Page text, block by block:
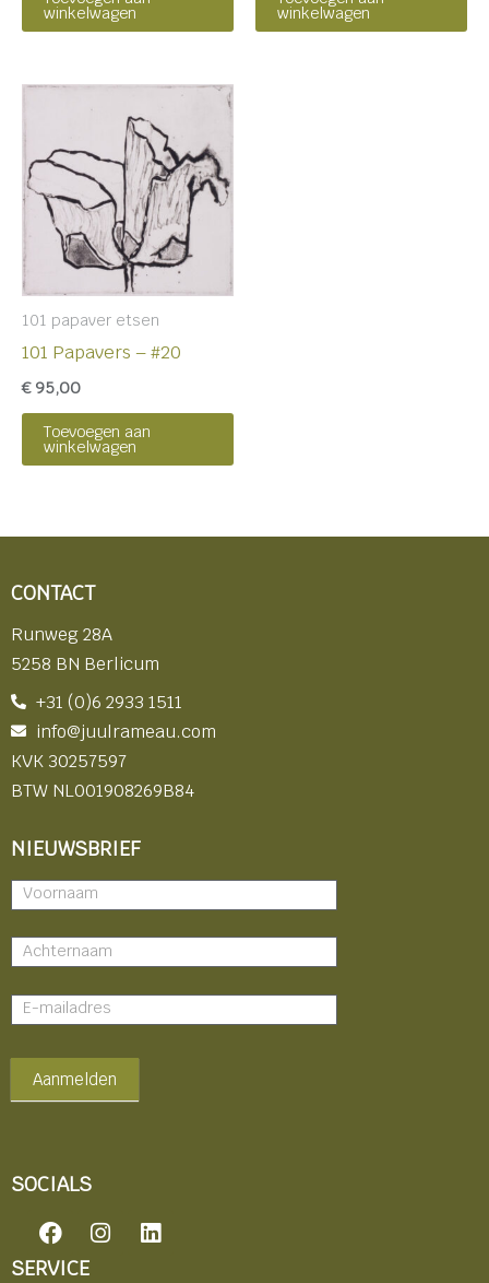
winkelwagen winkelwagen
101 papaver etsen
101 Papavers – #20
€95,00
Toevoegen aan
winkelwagen
CONTACT
Runweg 28A
5258 BN Berlicum
+31 (0)6 2933 1511
info@juulrameau.com
KVK 30257597
BTW NL001908269B84
NIEUWSBRIEF
Nieuwsbrief
-
footer
Aanmelden
SOCIALS
F
a
c
I
n
L
i
SERVICE